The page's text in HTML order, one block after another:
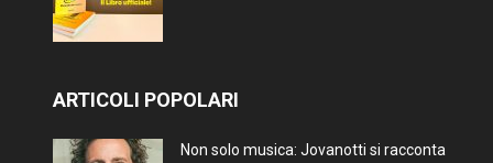
ARTICOLI POPOLARI
Non solo musica: Jovanotti si racconta